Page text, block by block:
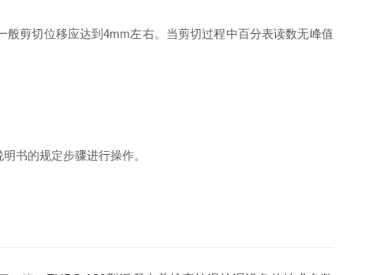
般剪切位移应达到4mm左右。当剪切过程中百分表读数无峰值
书的规定步骤进行操作。